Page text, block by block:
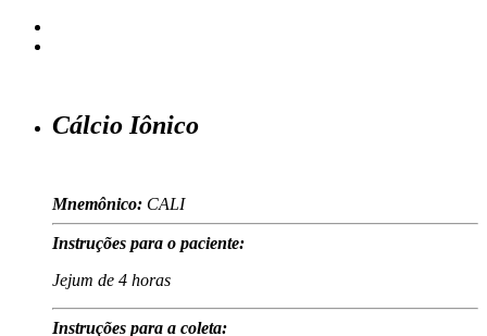
Cálcio Iônico
Mnemônico: CALI
Instruções para o paciente:
Jejum de 4 horas
Instruções para a coleta: